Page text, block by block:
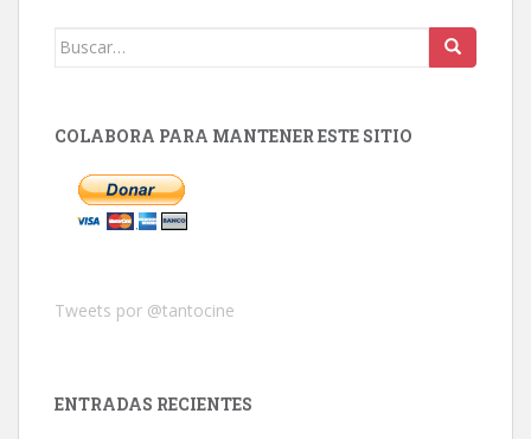
Buscar:
COLABORA PARA MANTENER ESTE SITIO
Tweets por @tantocine
ENTRADAS RECIENTES